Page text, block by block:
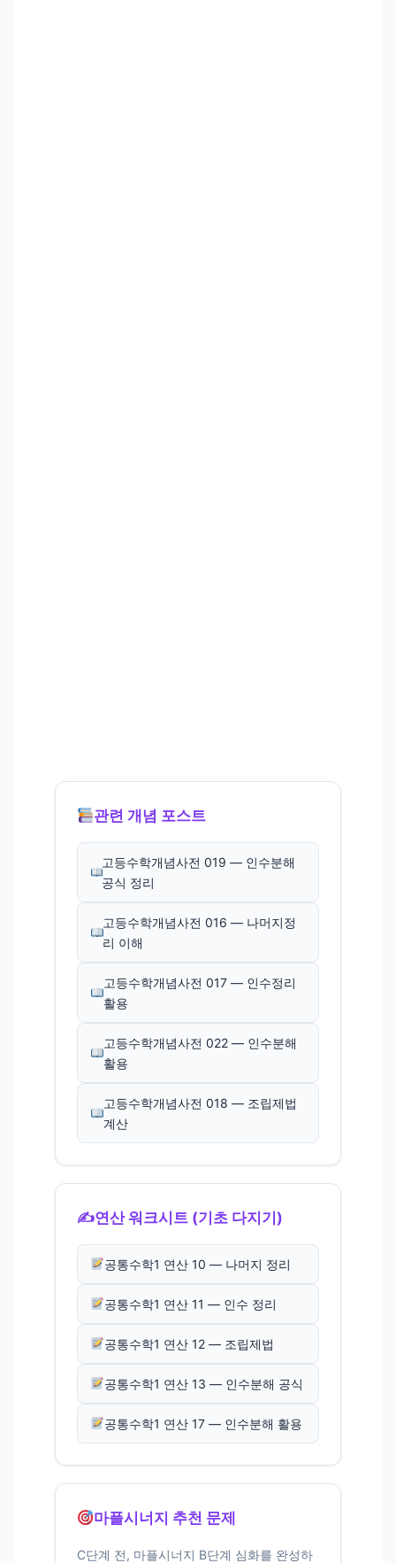
관련 개념 포스트
고등수학개념사전 019 — 인수분해
공식 정리
고등수학개념사전 016 — 나머지정
리 이해
고등수학개념사전 017 — 인수정리
활용
고등수학개념사전 022 — 인수분해
활용
고등수학개념사전 018 — 조립제법
계산
✍️연산 워크시트 (기초 다지기)
공통수학1 연산 10 — 나머지 정리
공통수학1 연산 11 — 인수 정리
공통수학1 연산 12 — 조립제법
공통수학1 연산 13 — 인수분해 공식
공통수학1 연산 17 — 인수분해 활용
마플시너지 추천 문제
C단계 전, 마플시너지 B단계 심화를 완성하